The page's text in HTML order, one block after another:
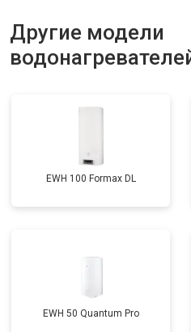
Ремонт платы управления
(восстановление)
Замена платы управления
Другие модели
EWH 100 Formax DL
EWH 50 Quantum Pro